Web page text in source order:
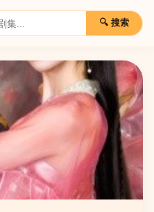
🔍 搜索